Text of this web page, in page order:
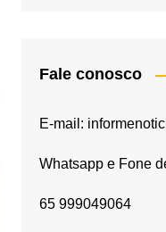
Fale conosco
E-mail:
Whatsapp e Fone
65 999049064